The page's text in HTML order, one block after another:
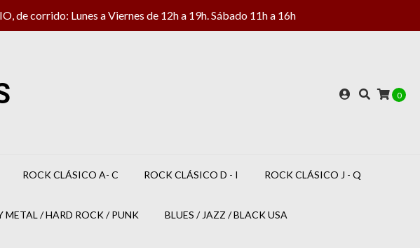
de corrido: Lunes a Viernes de 12h a 19h. Sábado 11h a 16h
0
ROCK CLÁSICO A- C ROCK CLÁSICO D - I ROCK CLÁSICO J - Q
METAL / HARD ROCK / PUNK BLUES / JAZZ / BLACK USA